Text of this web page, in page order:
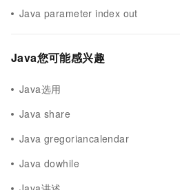
Java parameter index out
Java您可能感兴趣
Java选用
Java share
Java gregoriancalendar
Java dowhile